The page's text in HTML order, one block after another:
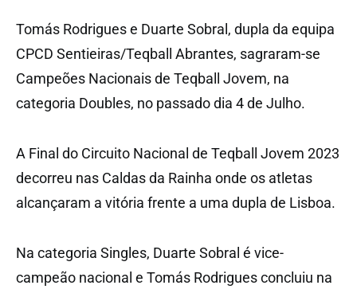
Tomás Rodrigues e Duarte Sobral, dupla da equipa
CPCD Sentieiras/Teqball Abrantes, sagraram-se
Campeões Nacionais de Teqball Jovem, na
categoria Doubles, no passado dia 4 de Julho.
A Final do Circuito Nacional de Teqball Jovem 2023
decorreu nas Caldas da Rainha onde os atletas
alcançaram a vitória frente a uma dupla de Lisboa.
Na categoria Singles, Duarte Sobral é vice-
campeão nacional e Tomás Rodrigues concluiu na